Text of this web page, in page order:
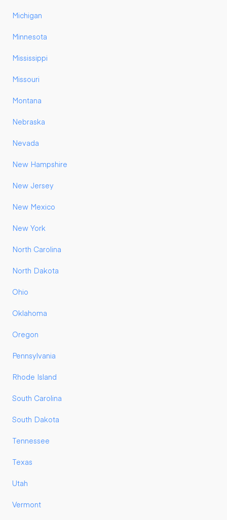
Michigan
Minnesota
Mississippi
Missouri
Montana
Nebraska
Nevada
New Hampshire
New Jersey
New Mexico
New York
North Carolina
North Dakota
Ohio
Oklahoma
Oregon
Pennsylvania
Rhode Island
South Carolina
South Dakota
Tennessee
Texas
Utah
Vermont